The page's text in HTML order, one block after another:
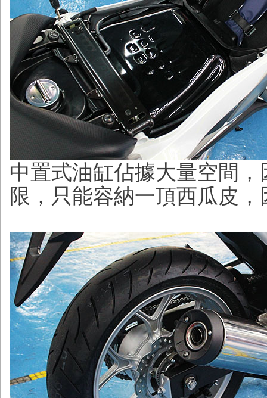
中置式油缸佔據大量空間
限，只能容納一頂西瓜皮